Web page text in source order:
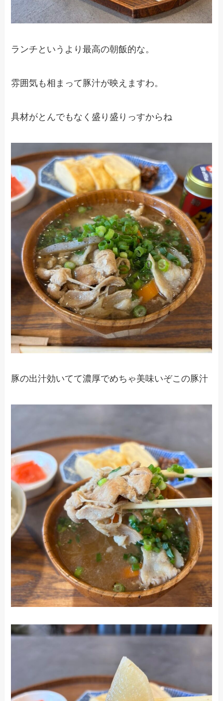
ランチというより最高の朝飯的な。
雰囲気も相まって豚汁が映えますわ。
具材がとんでもなく盛り盛りっすからね
豚の出汁効いてて濃厚でめちゃ美味いぞこの豚汁